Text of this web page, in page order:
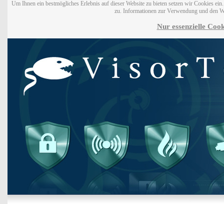
Um Ihnen ein bestmögliches Erlebnis auf dieser Website zu bieten setzen wir Cookies
zu. Informationen zur Verwendung und den
Nur essenzielle